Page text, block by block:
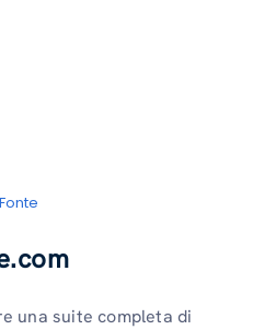
Fonte
una suite completa di